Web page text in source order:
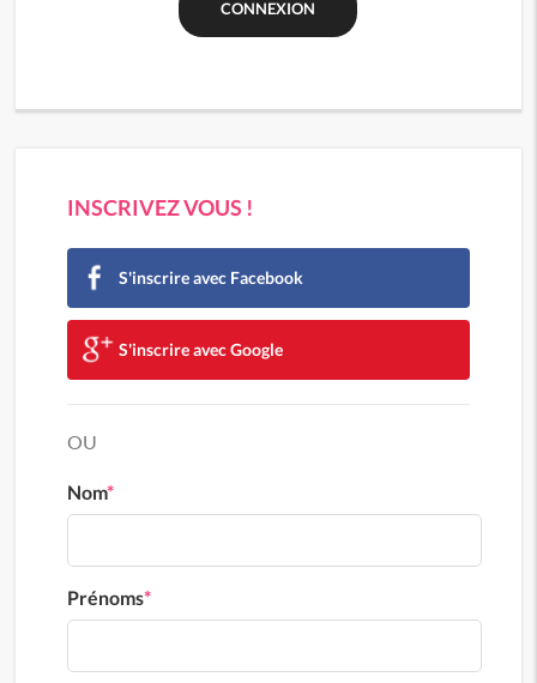
INSCRIVEZ VOUS !
S'inscrire avec Facebook
S'inscrire avec Google
OU
Nom*
Prénoms*